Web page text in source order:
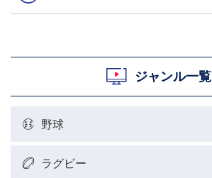
ジャンル一覧
野球
ラグビー